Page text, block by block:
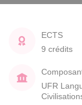
ECTS
9 crédits
UFR